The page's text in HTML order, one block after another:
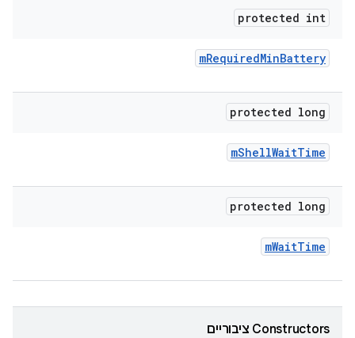
protected int
mRequiredMinBattery
protected long
mShellWaitTime
protected long
mWaitTime
Constructors ציבוריים